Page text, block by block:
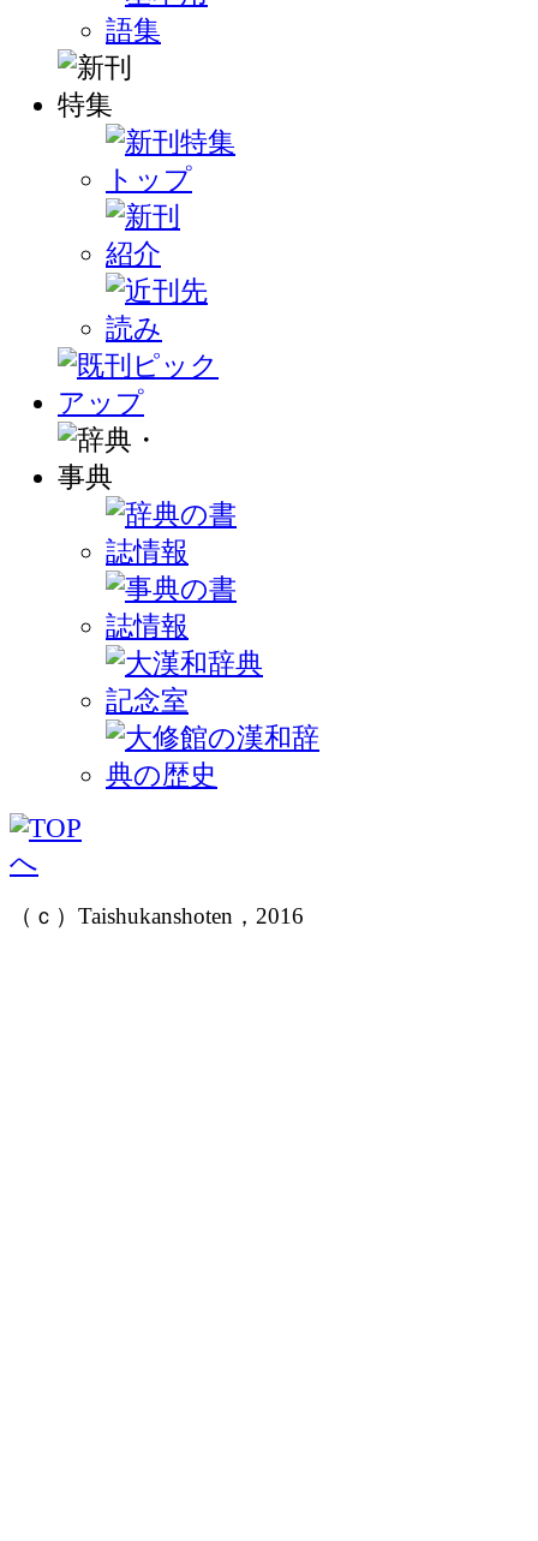
（ｃ）Taishukanshoten，2016